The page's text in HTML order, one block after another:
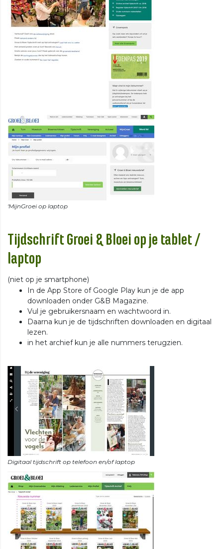
Tijdschrift Groei & Bloei op je tablet /
laptop
(niet op je smartphone)
In de App Store of Google Play kun je de app
downloaden onder G&B Magazine.
Vul je gebruikersnaam en wachtwoord in.
Daarna kun je de tijdschriften downloaden en digitaal
lezen.
in het archief kun je alle nummers terugzien.